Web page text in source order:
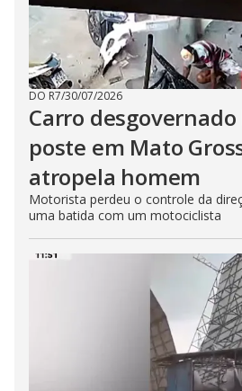
DO R7/30/07/2026
Carro
poste em Mato
atropela homem
Motorista perdeu o controle da
uma batida com um motociclista